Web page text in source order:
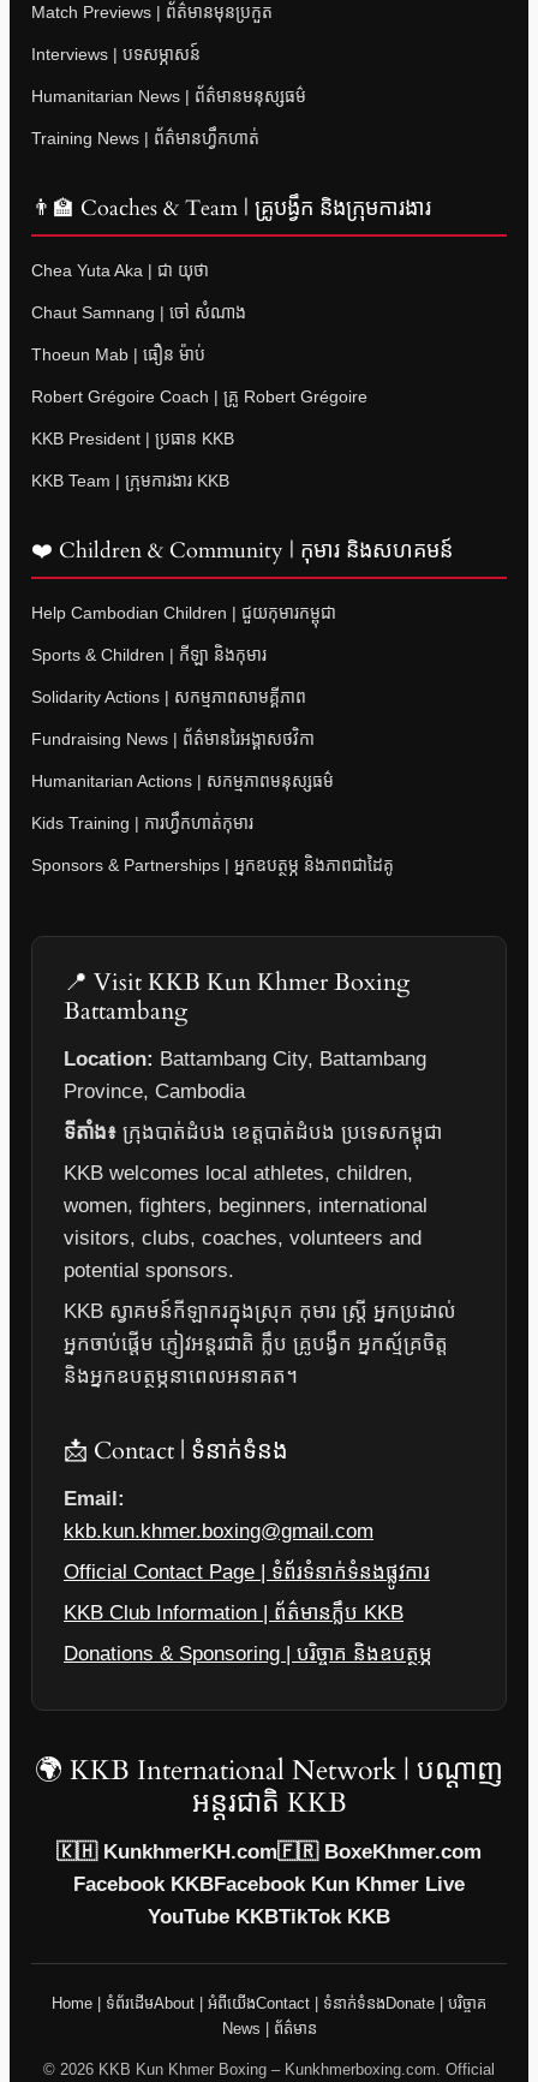
Match Previews | ព័ត៌មានមុនប្រកួត
Interviews | បទសម្ភាសន៍
Humanitarian News | ព័ត៌មានមនុស្សធម៌
Training News | ព័ត៌មានហ្វឹកហាត់
👨‍🏫 Coaches & Team | គ្រូបង្វឹក និងក្រុមការងារ
Chea Yuta Aka | ជា យុថា
Chaut Samnang | ចៅ សំណាង
Thoeun Mab | ធឿន ម៉ាប់
Robert Grégoire Coach | គ្រូ Robert Grégoire
KKB President | ប្រធាន KKB
KKB Team | ក្រុមការងារ KKB
❤️ Children & Community | កុមារ និងសហគមន៍
Help Cambodian Children | ជួយកុមារកម្ពុជា
Sports & Children | កីឡា និងកុមារ
Solidarity Actions | សកម្មភាពសាមគ្គីភាព
Fundraising News | ព័ត៌មានរៃអង្គាសថវិកា
Humanitarian Actions | សកម្មភាពមនុស្សធម៌
Kids Training | ការហ្វឹកហាត់កុមារ
Sponsors & Partnerships | អ្នកឧបត្ថម្ភ និងភាពជាដៃគូ
📍 Visit KKB Kun Khmer Boxing
Battambang
Location: Battambang City, Battambang
Province, Cambodia
ទីតាំង៖ ក្រុងបាត់ដំបង ខេត្តបាត់ដំបង ប្រទេសកម្ពុជា
KKB welcomes local athletes, children,
women, fighters, beginners, international
visitors, clubs, coaches, volunteers and
potential sponsors.
KKB ស្វាគមន៍កីឡាករក្នុងស្រុក កុមារ ស្ត្រី អ្នកប្រដាល់
អ្នកចាប់ផ្តើម ភ្ញៀវអន្តរជាតិ ក្លឹប គ្រូបង្វឹក អ្នកស្ម័គ្រចិត្ត
និងអ្នកឧបត្ថម្ភនាពេលអនាគត។
📩 Contact | ទំនាក់ទំនង
Email:
kkb.kun.khmer.boxing@gmail.com
Official Contact Page | ទំព័រទំនាក់ទំនងផ្លូវការ
KKB Club Information | ព័ត៌មានក្លឹប KKB
Donations & Sponsoring | បរិច្ចាគ និងឧបត្ថម្ភ
🌍 KKB International Network | បណ្តាញ
អន្តរជាតិ KKB
🇰🇭 KunkhmerKH.com🇫🇷 BoxeKhmer.com
Facebook KKBFacebook Kun Khmer Live
YouTube KKBTikTok KKB
Home | ទំព័រដើមAbout | អំពីយើងContact | ទំនាក់ទំនង Donate | បរិច្ចាគ
News | ព័ត៌មាន
© 2026 KKB Kun Khmer Boxing – Kunkhmerboxing.com. Official